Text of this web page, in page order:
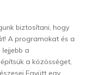
biztosítani, hogy
A programokat és a
a
a közösséget,
Együtt egy